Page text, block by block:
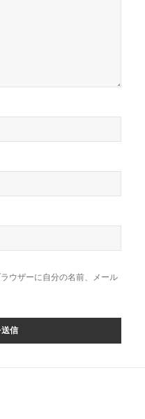
ウザーに自分の名前、メール